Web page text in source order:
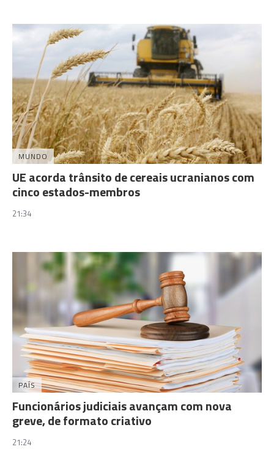
MUNDO
UE acorda trânsito de cereais ucranianos com
cinco estados-membros
21:34
PAÍS
Funcionários judiciais avançam com nova
greve, de formato criativo
21:24